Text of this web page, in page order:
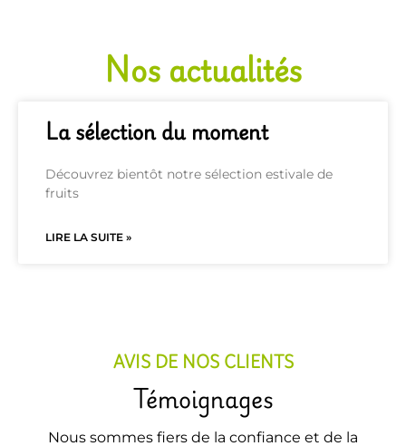
Nos actualités
La sélection du moment
Découvrez bientôt notre sélection estivale de
fruits
LIRE LA SUITE »
AVIS DE NOS CLIENTS
Témoignages
Nous sommes fiers de la confiance et de la